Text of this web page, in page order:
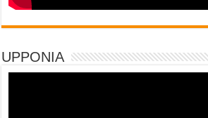
UPPONIA